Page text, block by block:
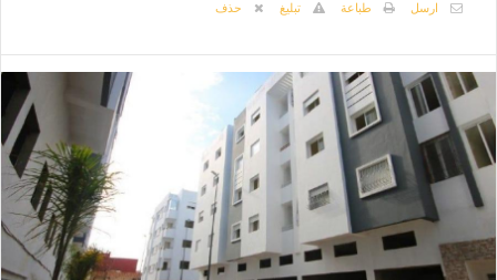
ارسل
طباعة تبليغ حذف